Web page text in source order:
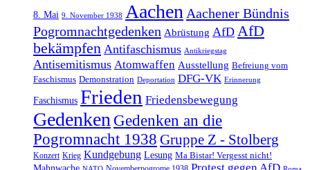
8. Mai 9. November 1938 Aachen Aachener Bündnis
Pogromnachtgedenken Abrüstung AfD AfD
bekämpfen Antifaschismus Antikriegstag
Antisemitismus Atomwaffen Ausstellung Befreiung vom
Faschismus Demonstration Deportation DFG-VK Erinnerung
Faschismus Frieden Friedensbewegung
Gedenken Gedenken an die
Pogromnacht 1938 Gruppe Z - Stolberg
Konzert Krieg Kundgebung Lesung Ma Bistar! Vergesst nicht!